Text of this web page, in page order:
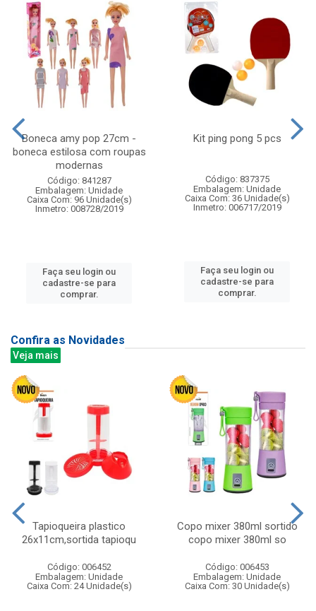
Boneca amy pop 27cm -
boneca estilosa com roupas
modernas
Código: 841287
Embalagem: Unidade
Caixa Com: 96 Unidade(s)
Inmetro: 008728/2019
Faça seu login ou
cadastre-se para
comprar.
Kit ping pong 5 pcs
Código: 837375
Embalagem: Unidade
Caixa Com: 36 Unidade(s)
Inmetro: 006717/2019
Faça seu login ou
cadastre-se para
comprar.
Confira as Novidades
Veja mais
Tapioqueira plastico
26x11cm,sortida tapioqu
Código: 006452
Embalagem: Unidade
Caixa Com: 24 Unidade(s)
Copo mixer 380ml sortido
copo mixer 380ml so
Código: 006453
Embalagem: Unidade
Caixa Com: 30 Unidade(s)